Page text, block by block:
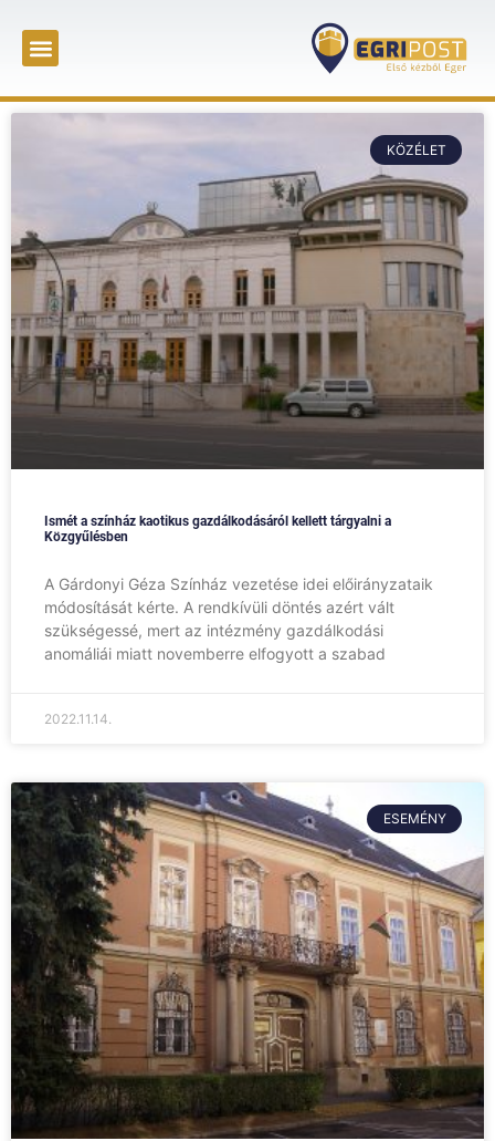
KÖZÉLET
Ismét a színház kaotikus gazdálkodásáról kellett tárgyalni a
Közgyűlésben
A Gárdonyi Géza Színház vezetése idei előirányzataik
módosítását kérte. A rendkívüli döntés azért vált
szükségessé, mert az intézmény gazdálkodási
anomáliái miatt novemberre elfogyott a szabad
2022.11.14.
ESEMÉNY